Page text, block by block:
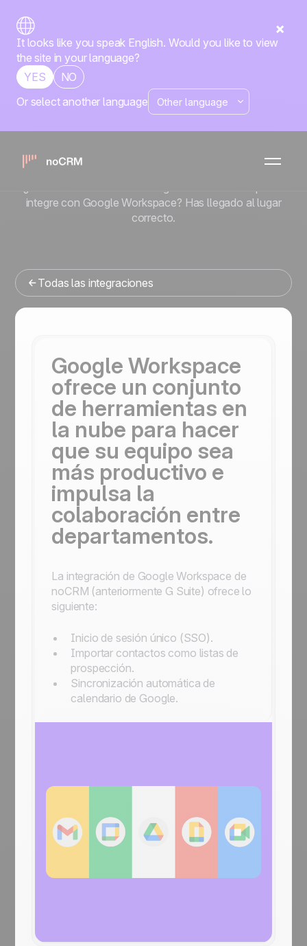
It looks like you speak English. Would you like to view
the site in your language?
YES
NO
Or select another language
Nativa
Google Workspacex
integre con Google Workspace? Has llegado al lugar
correcto.
Todas las integraciones
Google Workspace
ofrece un conjunto
de herramientas en
la nube para hacer
que su equipo sea
más productivo e
impulsa la
colaboración entre
departamentos.
La integración de Google Workspace de
noCRM (anteriormente G Suite) ofrece lo
siguiente:
Inicio de sesión único (SSO).
Importar contactos como listas de
prospección.
Sincronización automática de
calendario de Google.